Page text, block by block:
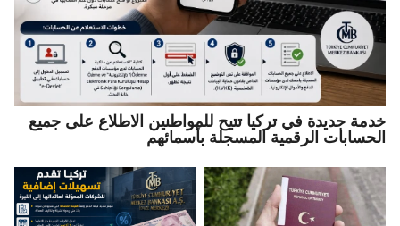
خدمة جديدة في تركيا تتيح للمواطنين الاطلاع على جميع
الحسابات الرقمية المسجلة بأسمائهم